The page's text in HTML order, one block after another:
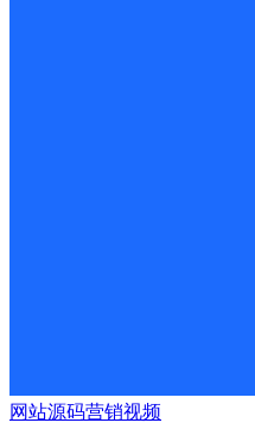
网站源码营销视频